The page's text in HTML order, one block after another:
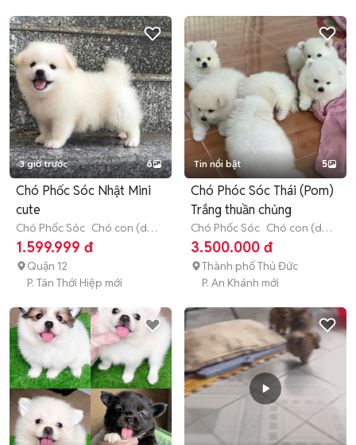
3 giờ trước 6
Chó Phốc Sóc Nhật Mini
cute
Chó Phốc Sóc Chó con (dưới
3 tháng tuổi)
1.599.999 đ
Quận 12
P. Tân Thới Hiệp mới
Tin nổi bật 5
Chó Phóc Sóc Thái (Pom)
Trắng thuần chủng
Chó Phốc Sóc Chó con (dưới
3 tháng tuổi)
3.500.000 đ
Thành phố Thủ Đức
P. An Khánh mới